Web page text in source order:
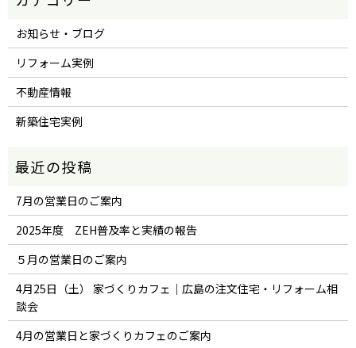
お知らせ・ブログ
リフォーム実例
不動産情報
新築住宅実例
7月の営業日のご案内
2025年度 ZEH普及率と実績の報告
５月の営業日のご案内
4月25日（土） 家づくりカフェ｜広島の注文住宅・リフォーム相
談会
4月の営業日と家づくりカフェのご案内